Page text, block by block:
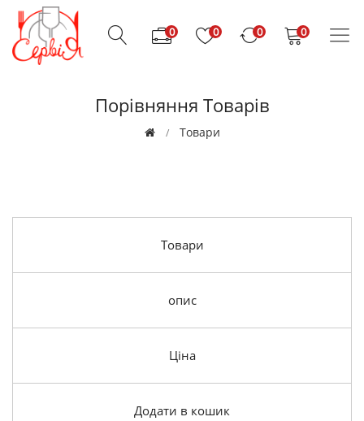
0 0 0 0
Порівняння Товарів
Товари
Товари
опис
Ціна
Додати в кошик